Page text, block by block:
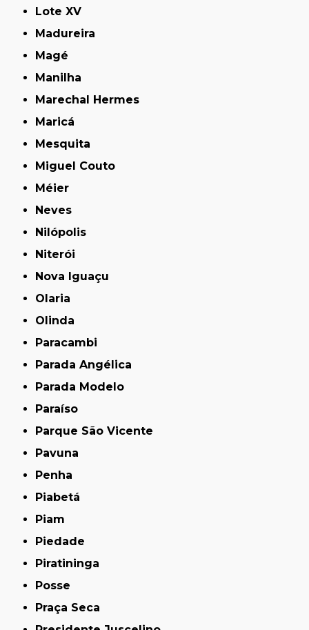
Lote XV
Madureira
Magé
Manilha
Marechal Hermes
Maricá
Mesquita
Miguel Couto
Méier
Neves
Nilópolis
Niterói
Nova Iguaçu
Olaria
Olinda
Paracambi
Parada Angélica
Parada Modelo
Paraíso
Parque São Vicente
Pavuna
Penha
Piabetá
Piam
Piedade
Piratininga
Posse
Praça Seca